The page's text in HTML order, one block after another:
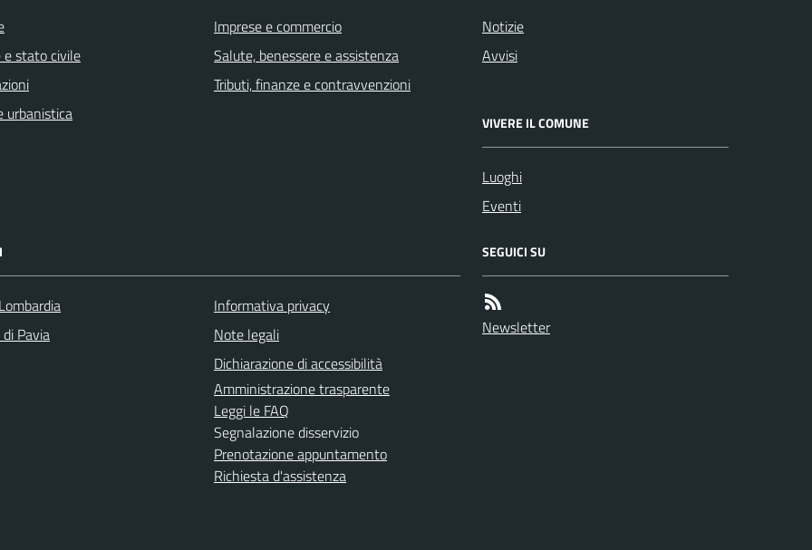
e stato civile
urbanistica
Imprese e commercio
Salute, benessere e assistenza
Tributi, finanze e contravvenzioni
Notizie
Avvisi
VIVERE IL COMUNE
Luoghi
Eventi
Pavia
Informativa privacy
Note legali
Dichiarazione di accessibilità
Amministrazione trasparente
Leggi le FAQ
Segnalazione disservizio
Prenotazione appuntamento
Richiesta d'assistenza
SEGUICI SU
Newsletter